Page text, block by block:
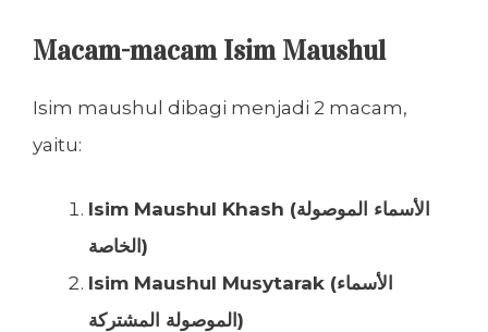
Macam-macam Isim Maushul
Isim maushul dibagi menjadi 2 macam,
yaitu:
Isim Maushul Khash (الأسماء الموصولة
الخاصة)
Isim Maushul Musytarak (الأسماء
الموصولة المشتركة)